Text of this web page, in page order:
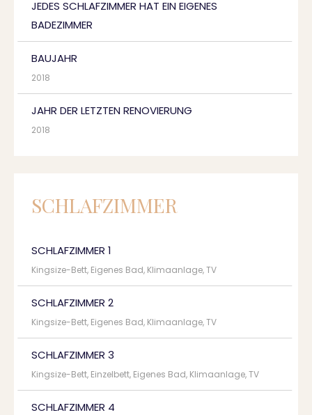
JEDES SCHLAFZIMMER HAT EIN EIGENES
BADEZIMMER
BAUJAHR
2018
JAHR DER LETZTEN RENOVIERUNG
2018
SCHLAFZIMMER
SCHLAFZIMMER 1
Kingsize-Bett, Eigenes Bad, Klimaanlage, TV
SCHLAFZIMMER 2
Kingsize-Bett, Eigenes Bad, Klimaanlage, TV
SCHLAFZIMMER 3
Kingsize-Bett, Einzelbett, Eigenes Bad, Klimaanlage, TV
SCHLAFZIMMER 4